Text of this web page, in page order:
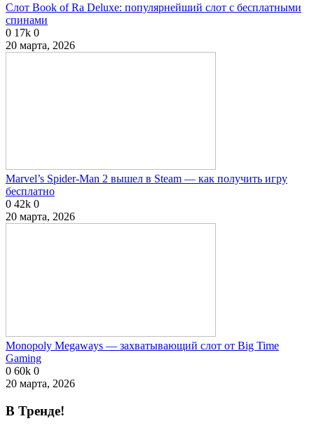
Слот Book of Ra Deluxe: популярнейший слот с бесплатными
спинами
0 17k 0
20 марта, 2026
Marvel’s Spider-Man 2 вышел в Steam — как получить игру
бесплатно
0 42k 0
20 марта, 2026
Monopoly Megaways — захватывающий слот от Big Time
Gaming
0 60k 0
20 марта, 2026
В Тренде!